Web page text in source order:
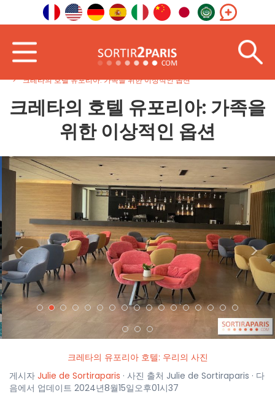
크레타의 호텔 유포리아: 가족을 위한 이상적인 옵션
크레타의 호텔 유포리아: 가족을
위한 이상적인 옵션
< >
크레타의 유포리아 호텔: 우리의 사진
게시자 Julie de Sortiraparis · 사진 출처 Julie de Sortiraparis · 다
음에서 업데이트 2024년8월15일오후01시37